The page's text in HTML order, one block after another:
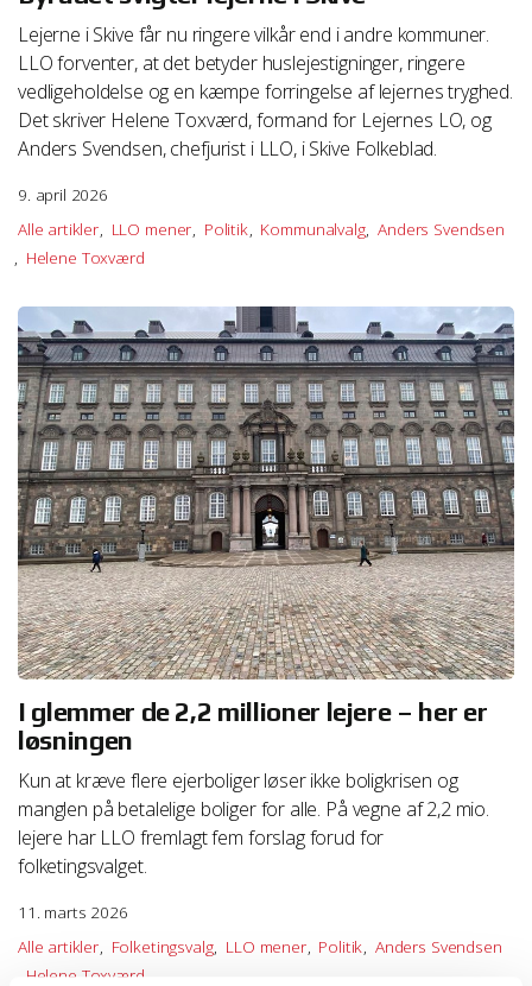
Lejerne i Skive får nu ringere vilkår end i andre kommuner.
LLO forventer, at det betyder huslejestigninger, ringere
vedligeholdelse og en kæmpe forringelse af lejernes tryghed.
Det skriver Helene Toxværd, formand for Lejernes LO, og
Anders Svendsen, chefjurist i LLO, i Skive Folkeblad.
9. april 2026
Alle artikler
LLO mener Politik Kommunalvalg Anders Svendsen
Helene Toxværd
I glemmer de 2,2 millioner lejere – her er
løsningen
Kun at kræve flere ejerboliger løser ikke boligkrisen og
manglen på betalelige boliger for alle. På vegne af 2,2 mio.
lejere har LLO fremlagt fem forslag forud for
folketingsvalget.
11. marts 2026
Alle artikler
Folketingsvalg LLO mener Politik
Anders Svendsen
Helene Toxværd